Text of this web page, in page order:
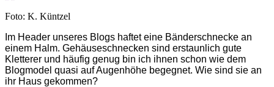
Foto: K. Küntzel
Im Header unseres Blogs haftet eine Bänderschnecke an
einem Halm. Gehäuseschnecken sind erstaunlich gute
Kletterer und häufig genug bin ich ihnen schon wie dem
Blogmodel quasi auf Augenhöhe begegnet. Wie sind sie an
ihr Haus gekommen?